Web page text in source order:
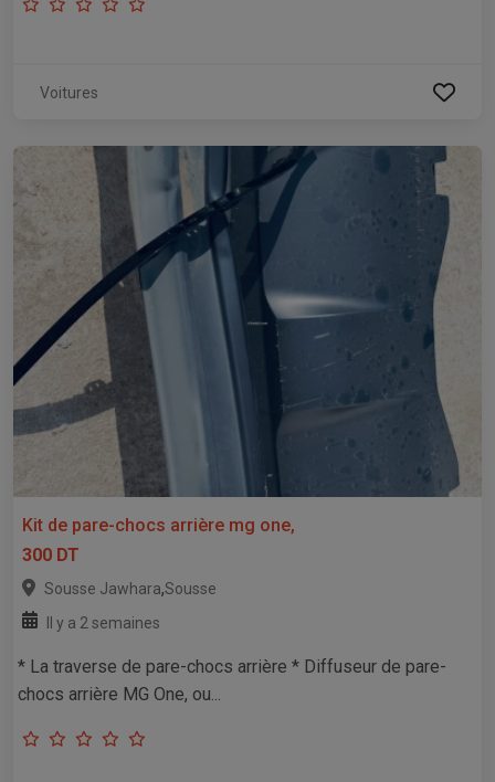
Voitures
Kit de pare-chocs arrière mg one,
300 DT
Sousse Jawhara,Sousse
Il y a 2 semaines
* La traverse de pare-chocs arrière * Diffuseur de pare-
chocs arrière MG One, ou...